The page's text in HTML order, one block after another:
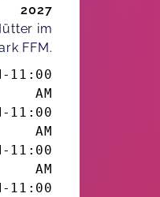
2027
im
FFM.
- 11:00
AM
- 11:00
AM
- 11:00
AM
- 11:00